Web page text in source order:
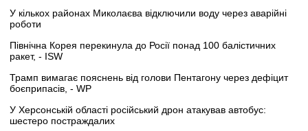
У кількох районах Миколаєва відключили воду через аварійні
роботи
Північна Корея перекинула до Росії понад 100 балістичних
ракет, - ISW
Трамп вимагає пояснень від голови Пентагону через дефіцит
боєприпасів, - WP
У Херсонській області російський дрон атакував автобус:
шестеро постраждалих